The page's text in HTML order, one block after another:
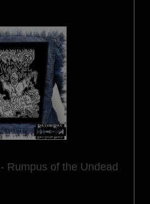
Rumpus of the Undead